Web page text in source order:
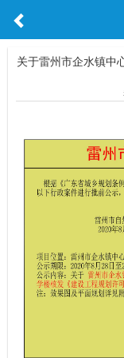
关于雷州市企水镇中